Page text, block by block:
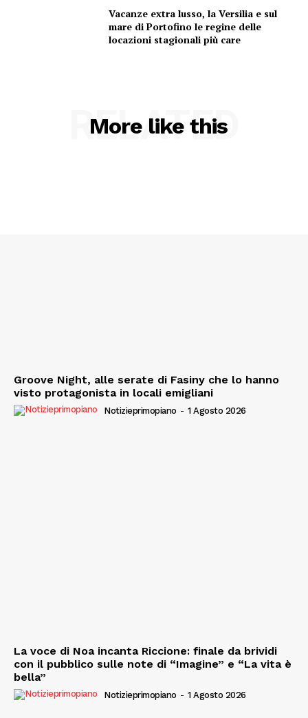
Vacanze extra lusso, la Versilia e sul
mare di Portofino le regine delle
locazioni stagionali più care
More like this
RELATED
Groove Night, alle serate di Fasiny che lo hanno
visto protagonista in locali emigliani
Notizieprimopiano - 1 Agosto 2026
La voce di Noa incanta Riccione: finale da brividi
con il pubblico sulle note di “Imagine” e “La vita è
bella”
Notizieprimopiano - 1 Agosto 2026